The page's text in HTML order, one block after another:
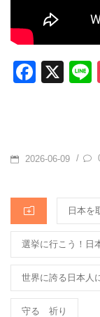
F
b
o
k
X
POSTED
2026-06-09 /
日本を
選挙に行こう！日
世界に誇る日本人
守る 祈り